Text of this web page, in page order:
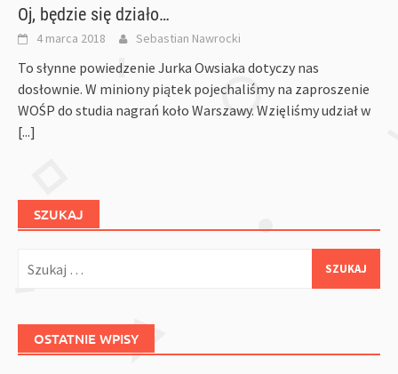
Oj, będzie się działo…
4 marca 2018 Sebastian Nawrocki
To słynne powiedzenie Jurka Owsiaka dotyczy nas
dosłownie. W miniony piątek pojechaliśmy na zaproszenie
WOŚP do studia nagrań koło Warszawy. Wzięliśmy udział w
[...]
SZUKAJ
OSTATNIE WPISY